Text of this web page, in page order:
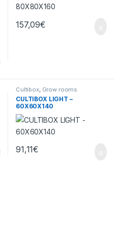
157,09€
Cultibox, Grow rooms
CULTIBOX LIGHT –
60X60X140
91,11€